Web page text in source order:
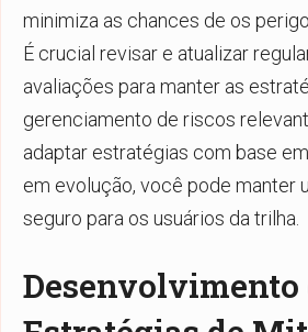
minimiza as chances de os
É crucial revisar e atualizar
avaliações para manter as
gerenciamento de riscos
adaptar estratégias com base
em evolução, você pode manter
seguro para os usuários da trilha.
Desenvolvimento